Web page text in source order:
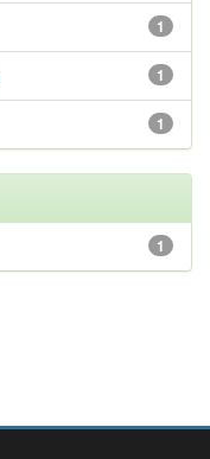
1
1
1
1